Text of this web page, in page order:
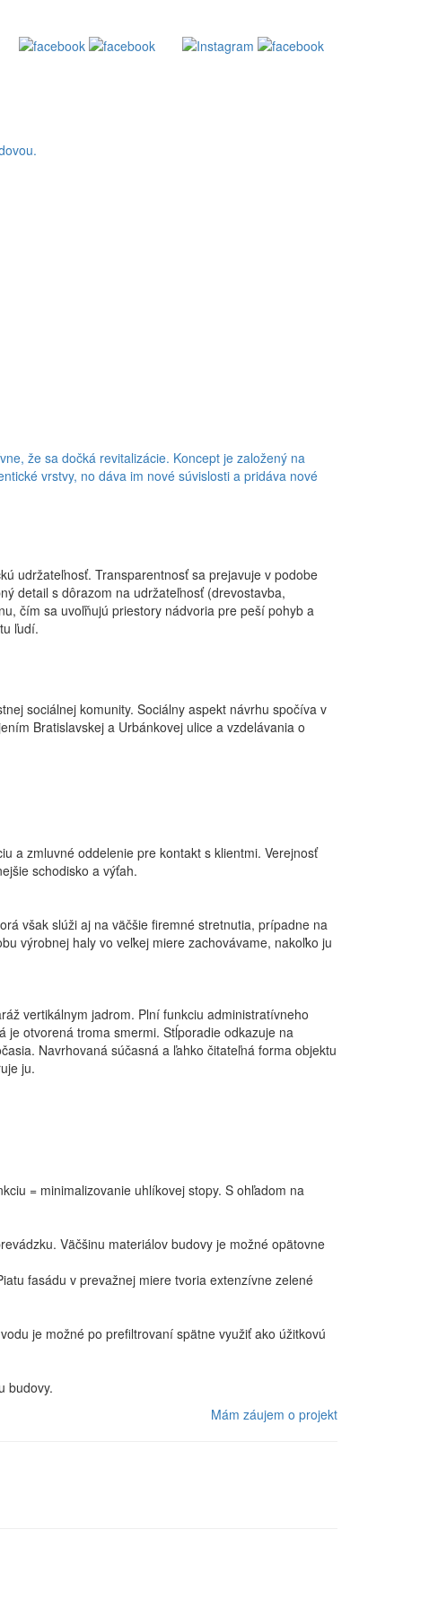
že sa dočká revitalizácie. Koncept je založený na
vrstvy, no dáva im nové súvislosti a pridáva nové
udržateľnosť. Transparentnosť sa prejavuje v podobe
detail s dôrazom na udržateľnosť (drevostavba,
čím sa uvoľňujú priestory nádvoria pre peší pohyb a
ľudí.
sociálnej komunity. Sociálny aspekt návrhu spočíva v
Bratislavskej a Urbánkovej ulice a vzdelávania o
a zmluvné oddelenie pre kontakt s klientmi. Verejnosť
schodisko a výťah.
však slúži aj na väčšie firemné stretnutia, prípadne na
výrobnej haly vo veľkej miere zachovávame, nakoľko ju
vertikálnym jadrom. Plní funkciu administratívneho
je otvorená troma smermi. Stĺporadie odkazuje na
Navrhovaná súčasná a ľahko čitateľná forma objektu
ju.
= minimalizovanie uhlíkovej stopy. S ohľadom na
Väčšinu materiálov budovy je možné opätovne
fasádu v prevažnej miere tvoria extenzívne zelené
je možné po prefiltrovaní spätne využiť ako úžitkovú
budovy.
Mám záujem o projekt